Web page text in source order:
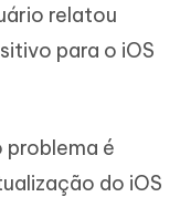
relatou
para o iOS
problema é
do iOS